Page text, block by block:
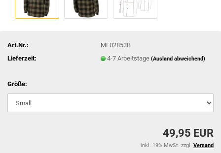
Art.Nr.:
MF02853B
Lieferzeit:
4-7 Arbeitstage(Ausland abweichend)
Größe:
49,95 EUR
inkl. 19% MwSt. zzgl. Versand